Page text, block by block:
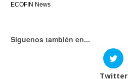
ECOFIN News
Síguenos también en...
Twitter